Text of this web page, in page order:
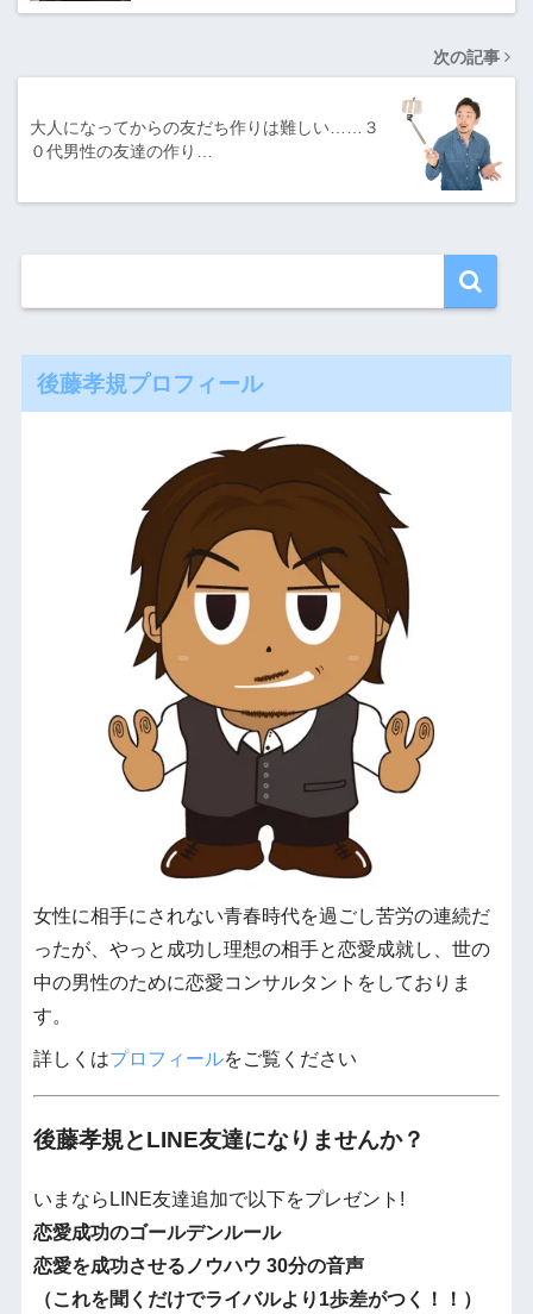
次の記事
大人になってからの友だち作りは難しい……３
０代男性の友達の作り…
後藤孝規プロフィール
女性に相手にされない青春時代を過ごし苦労の連続だ
ったが、やっと成功し理想の相手と恋愛成就し、世の
中の男性のために恋愛コンサルタントをしておりま
す。
詳しくはプロフィールをご覧ください
後藤孝規とLINE友達になりませんか？
いまならLINE友達追加で以下をプレゼント!
恋愛成功のゴールデンルール
恋愛を成功させるノウハウ 30分の音声
（これを聞くだけでライバルより1歩差がつく！！）